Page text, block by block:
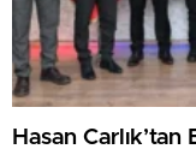
Hasan